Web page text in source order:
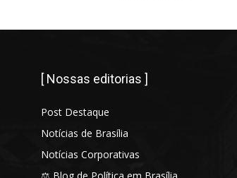
[ Nossas editorias ]
Post Destaque
Notícias de Brasília
Notícias Corporativas